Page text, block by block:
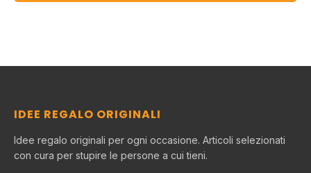
IDEE REGALO ORIGINALI
Idee regalo originali per ogni occasione. Articoli selezionati
con cura per stupire le persone a cui tieni.